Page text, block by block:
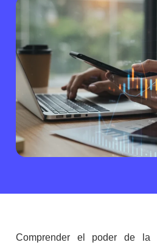
Comprender el poder de la